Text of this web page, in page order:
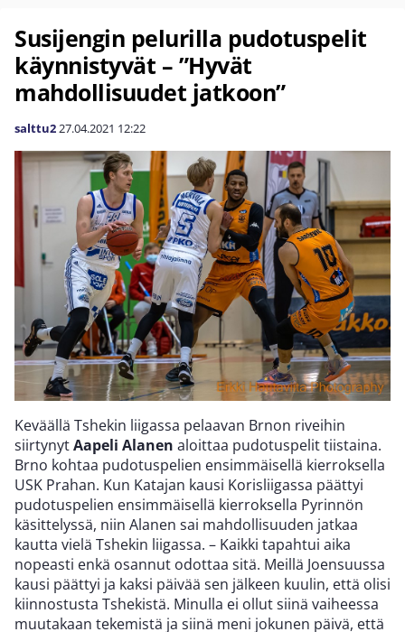
Susijengin pelurilla pudotuspelit
käynnistyvät – ”Hyvät
mahdollisuudet jatkoon”
salttu227.04.2021 12:22
Keväällä Tshekin liigassa pelaavan Brnon riveihin
siirtynytAapeli Alanen aloittaa pudotuspelit tiistaina.
Brno kohtaa pudotuspelien ensimmäisellä kierroksella
USK Prahan. Kun Katajan kausi Korisliigassa päättyi
pudotuspelien ensimmäisellä kierroksella Pyrinnön
käsittelyssä, niin Alanen sai mahdollisuuden jatkaa
kautta vielä Tshekin liigassa. – Kaikki tapahtui aika
nopeasti enkä osannut odottaa sitä. Meillä Joensuussa
kausi päättyi ja kaksi päivää sen jälkeen kuulin, että olisi
kiinnostusta Tshekistä. Minulla ei ollut siinä vaiheessa
muutakaan tekemistä ja siinä meni jokunen päivä, että